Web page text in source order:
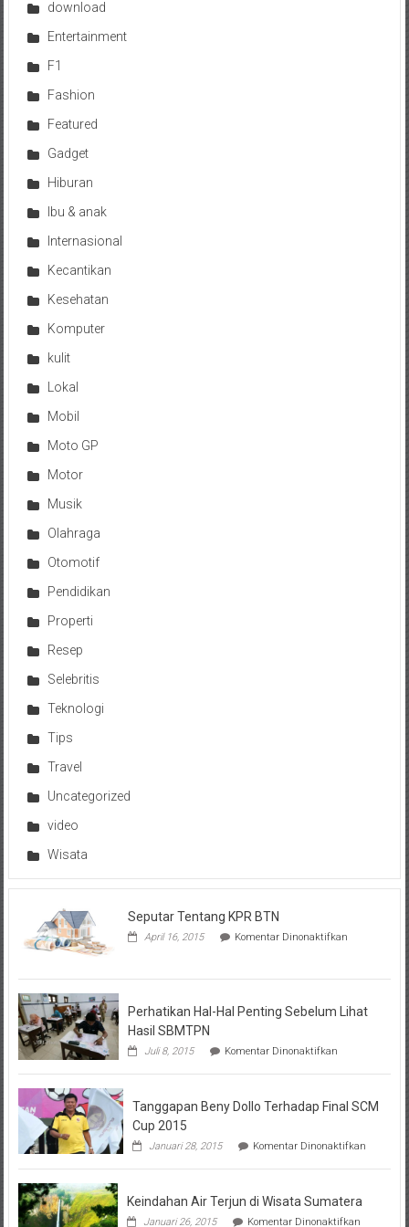
download
Entertainment
F1
Fashion
Featured
Gadget
Hiburan
Ibu & anak
Internasional
Kecantikan
Kesehatan
Komputer
kulit
Lokal
Mobil
Moto GP
Motor
Musik
Olahraga
Otomotif
Pendidikan
Properti
Resep
Selebritis
Teknologi
Tips
Travel
Uncategorized
video
Wisata
Seputar Tentang KPR BTN
April 16, 2015 Komentar Dinonaktifkanpada
KPR
Perhatikan Hal-Hal Penting Sebelum Lihat
Hasil SBMTPN
Juli 8, 2015 Komentar Dinonaktifkanpada
Hal-
Penting
Hasil
Tanggapan Beny Dollo Terhadap Final SCM
Cup 2015
Januari 28, 2015 Komentar Dinonaktifkanpada
Beny
Keindahan Air Terjun di Wisata Sumatera
Januari 26, 2015 Komentar Dinonaktifkanpada